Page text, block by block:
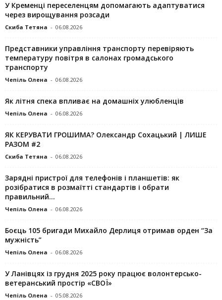
У Кременці переселенцям допомагають адаптуватися
через вирощування розсади
Скиба Тетяна - 06.08.2026
Представники управління транспорту перевіряють
температуру повітря в салонах громадського
транспорту
Чепіль Олена - 06.08.2026
Як літня спека впливає на домашніх улюбленців
Чепіль Олена - 06.08.2026
ЯК КЕРУВАТИ ГРОШИМА? Олександр Сохацький | ЛИШЕ
РАЗОМ #2
Скиба Тетяна - 06.08.2026
Зарядні пристрої для телефонів і планшетів: як
розібратися в розмаїтті стандартів і обрати
правильний...
Чепіль Олена - 06.08.2026
Боєць 105 бригади Михайло Дерлиця отримав орден “За
мужність”
Чепіль Олена - 06.08.2026
У Ланівцях із грудня 2025 року працює волонтерсько-
ветеранський простір «СВОЇ»
Чепіль Олена - 05.08.2026